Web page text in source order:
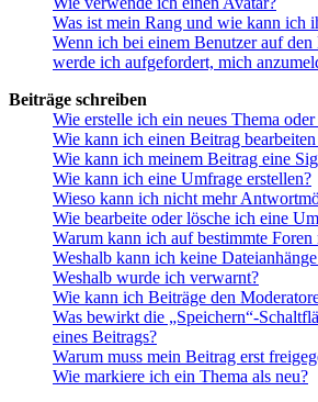
Was ist mein Rang und wie kann ich
Wenn ich bei einem Benutzer auf
werde ich aufgefordert, mich
Beiträge schreiben
Wie erstelle ich ein neues Thema
Wie kann ich einen Beitrag
Wie kann ich meinem Beitrag eine
Wie kann ich eine Umfrage erstellen?
Wieso kann ich nicht mehr
Wie bearbeite oder lösche ich eine
Warum kann ich auf bestimmte
Weshalb kann ich keine
Weshalb wurde ich verwarnt?
Wie kann ich Beiträge den
Was bewirkt die „Speichern“-
eines Beitrags?
Warum muss mein Beitrag erst
Wie markiere ich ein Thema als neu?